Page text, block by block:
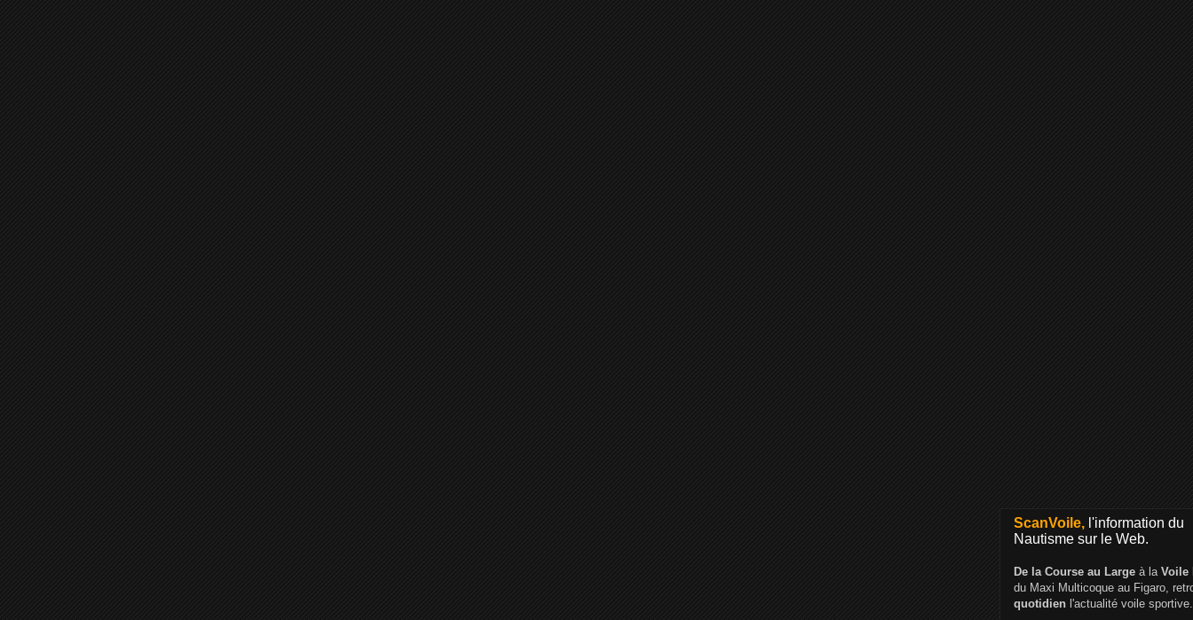
ScanVoile, l'information du
Nautisme sur le Web.
De la Course au Large à la Voile
du Maxi Multicoque au Figaro,
quotidien l'actualité voile sportive.